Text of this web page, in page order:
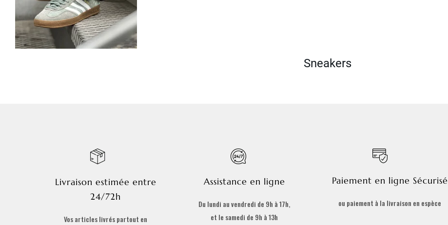
Sneakers
Livraison estimée entre
24/72h
Vos articles livrés partout en
Assistance en ligne
Du lundi au vendredi de 9h à 17h,
et le samedi de 9h à 13h
Paiement en ligne Sécurisé
ou paiement à la livraison en espèce